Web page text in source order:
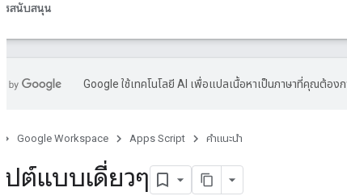
การสนับสนุน
Google ใช้เทคโนโลยี AI เพื่อแปลเนื้อหาเป็นภาษาที่คุณต้อง
Google Workspace Apps Script คำแนะนำ
ปต์แบบเดี่ยวๆ